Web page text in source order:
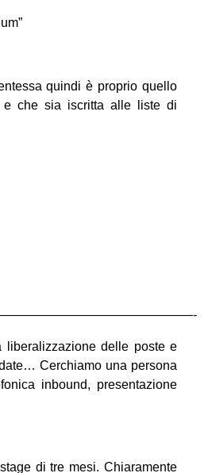
quindi è proprio quello
che sia iscritta alle liste di
delle poste e
Cerchiamo una persona
inbound, presentazione
di tre mesi. Chiaramente